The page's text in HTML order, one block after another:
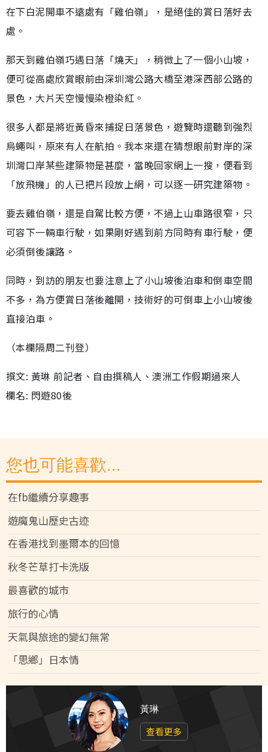
在下白泥開車不遠處有「雞伯嶺」，是絕佳的賞日落好去
處。
那天到雞伯嶺巧遇日落「燒天」，稍微上了一個小山坡，
便可從高處欣賞眼前由深圳灣公路大橋至港深西部公路的
景色，大片天空慢慢染橙染紅。
很多人都是將近黃昏來捕捉日落景色，遊覽時還聽到強烈
烏蠅叫，原來有人在航拍。我本來還在猜想眼前對岸的深
圳灣口岸某些建築物是甚麼，當晚回家網上一搜，便看到
「放飛機」的人已把片段放上網，可以逐一研究建築物。
要去雞伯嶺，還是自駕比較方便，不過上山車路很窄，只
可容下一輛車行駛，如果剛好遇到前方同時有車行駛，便
必須倒後讓路。
同時，到訪的朋友也要注意上了小山坡後泊車和倒車空間
不多，為方便賞日落後離開，技術好的可倒車上小山坡後
直接泊車。
（本欄隔周二刊登）
撰文: 黃琳 前記者、自由撰稿人、澳洲工作假期過來人
欄名: 閃遊80後
您也可能喜歡...
在fb繼續分享趣事
遊魔鬼山歷史古迹
在香港找到墨爾本的回憶
秋冬芒草打卡洗版
最喜歡的城市
旅行的心情
天氣與旅途的變幻無常
「思鄉」日本情
黃琳
查看更多